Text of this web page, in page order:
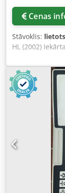
Cenas
Stāvoklis: lietots
HL (2002)
Apmeck
ENGEL
Vadības
tonnas
Attālums starp
apmēram 340 g